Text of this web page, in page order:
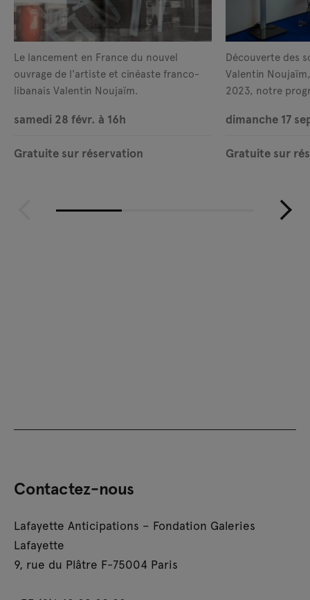
Le lancement en France du nouvel
ouvrage de l'artiste et cinéaste franco-
libanais Valentin Noujaïm.
samedi 28 févr. à 16h
Gratuite sur réservation
Découverte des
Valentin
2023, notre
dimanche 17
Gratuite sur
Contactez-nous
Lafayette Anticipations – Fondation Galeries
Lafayette
9, rue du Plâtre F-75004 Paris